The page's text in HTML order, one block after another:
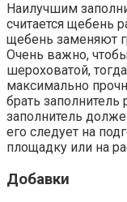
Наилучшим
считается щебень
щебень заменяют
Очень важно,
шероховатой,
максимально
брать
заполнитель
его следует на
площадку или на
Добавки